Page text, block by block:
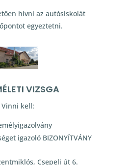
hívni az autósiskolát
egyeztetni.
VIZSGA
Vinni kell:
igazoló BIZONYÍTVÁNY
Csepeli út 6.